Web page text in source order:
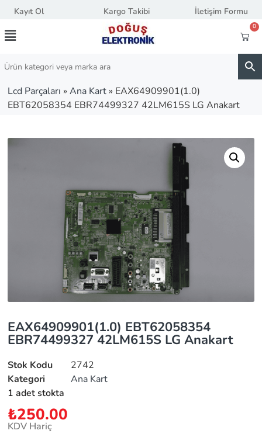
Kayıt Ol Kargo Takibi İletişim Formu
0
Lcd Parçaları » Ana Kart » EAX64909901(1.0)
EBT62058354 EBR74499327 42LM615S LG Anakart
EAX64909901(1.0) EBT62058354
EBR74499327 42LM615S LG Anakart
Stok Kodu
2742
Kategori
Ana Kart
1 adet stokta
₺250.00
KDV Hariç